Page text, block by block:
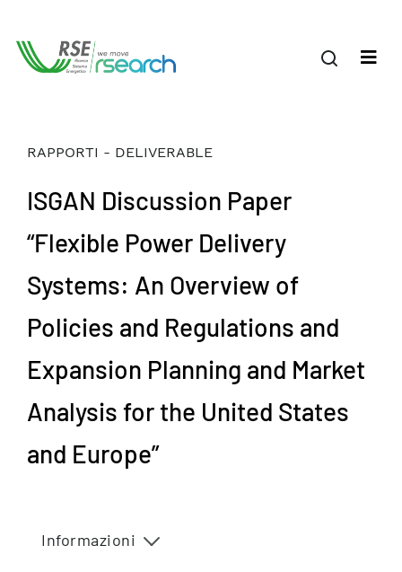
RAPPORTI - DELIVERABLE
ISGAN Discussion Paper
“Flexible Power Delivery
Systems: An Overview of
Policies and Regulations and
Expansion Planning and Market
Analysis for the United States
and Europe”
Informazioni